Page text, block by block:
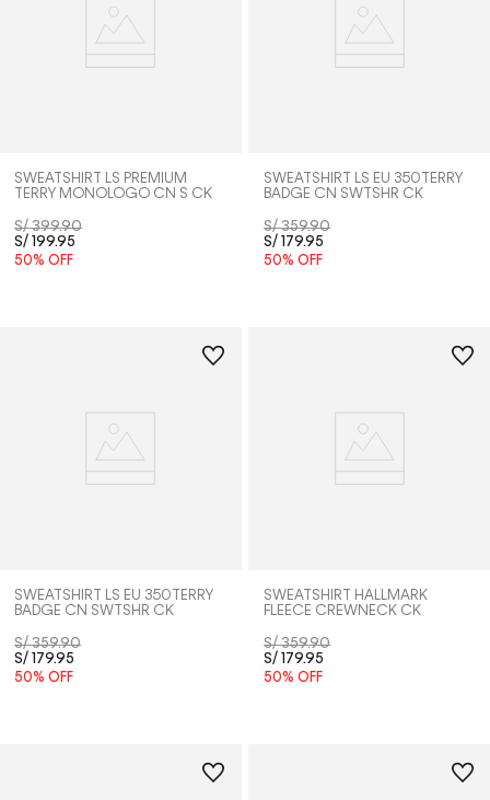
SWEATSHIRT LS PREMIUM
TERRY MONOLOGO CN S CK
S/ 399.90
S/ 199.95
50% OFF
SWEATSHIRT LS EU 350TERRY
BADGE CN SWTSHR CK
S/ 359.90
S/ 179.95
50% OFF
SWEATSHIRT LS EU 350TERRY
BADGE CN SWTSHR CK
S/ 359.90
S/ 179.95
50% OFF
SWEATSHIRT HALLMARK
FLEECE CREWNECK CK
S/ 359.90
S/ 179.95
50% OFF